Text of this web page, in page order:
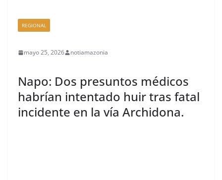
REGIONAL
mayo 25, 2026 notiamazonia
Napo: Dos presuntos médicos
habrían intentado huir tras fatal
incidente en la vía Archidona.